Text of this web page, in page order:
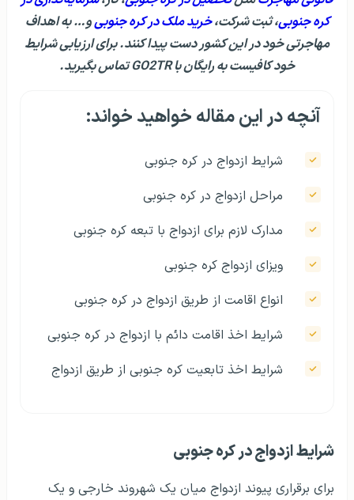
کره جنوبی، ثبت شرکت،خرید ملک در کره جنوبیو… به اهداف
مهاجرتی خود در این کشور دست پیدا کنند. برای ارزیابی شرایط
خود کافیست به رایگان با GO2TR تماس بگیرید.
آنچه در این مقاله خواهید خواند:
شرایط ازدواج در کره جنوبی
مراحل ازدواج در کره جنوبی
مدارک لازم برای ازدواج با تبعه کره جنوبی
ویزای ازدواج کره جنوبی
انواع اقامت از طریق ازدواج در کره جنوبی
شرایط اخذ اقامت دائم با ازدواج در کره جنوبی
شرایط اخذ تابعیت کره جنوبی از طریق ازدواج
شرایط ازدواج در کره جنوبی
برای برقراری پیوند ازدواج میان یک شهروند خارجی و یک